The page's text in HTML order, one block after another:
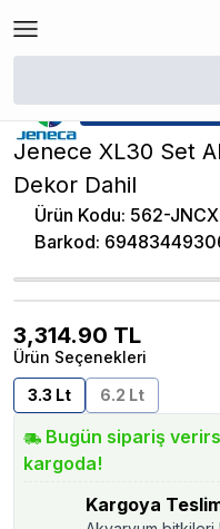
/ Jenece
★ Atakan
Jenece XL30 Set
Dekor Dahil
Ürün Kodu: 562-
Barkod:
3,314.90 TL
Ürün Seçenekleri
3.3 Lt
6.2 Lt
Bugün sipariş
kargoda!
Kargoya